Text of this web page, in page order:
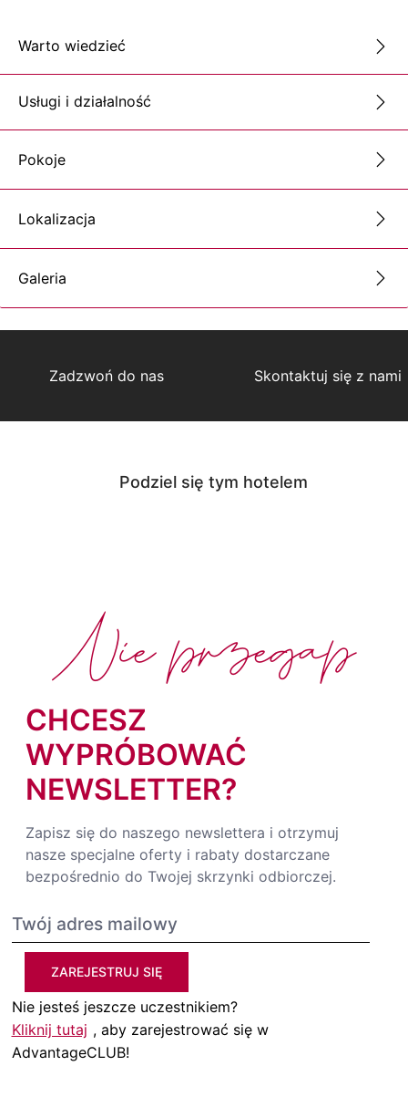
Warto wiedzieć
Usługi i działalność
Pokoje
Lokalizacja
Galeria
Zadzwoń do nas Skontaktuj się z nami
Podziel się tym hotelem
CHCESZ
WYPRÓBOWAĆ
NEWSLETTER?
Zapisz się do naszego newslettera i otrzymuj
nasze specjalne oferty i rabaty dostarczane
bezpośrednio do Twojej skrzynki odbiorczej.
ZAREJESTRUJ SIĘ
Nie jesteś jeszcze uczestnikiem?
Kliknij tutaj , aby zarejestrować się w
AdvantageCLUB!
Nie przegap